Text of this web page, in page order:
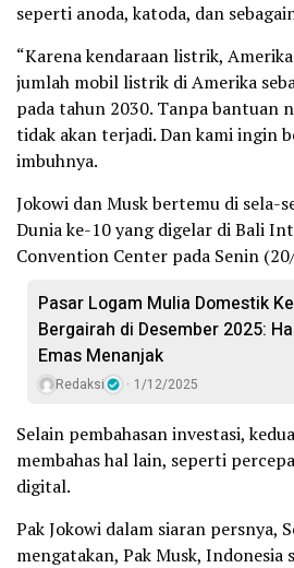
seperti anoda, katoda, dan
“Karena kendaraan listrik,
jumlah mobil listrik di Amerika
pada tahun 2030. Tanpa bantuan
tidak akan terjadi. Dan kami ingin
imbuhnya.
Jokowi dan Musk bertemu di sela-
Dunia ke-10 yang digelar di Bali
Convention Center pada Senin
Pasar Logam Mulia Domestik
Bergairah di Desember 2025:
Emas Menanjak
Redaksi 1/12/2025
Selain pembahasan investasi,
membahas hal lain, seperti
digital.
Pak Jokowi dalam siaran persnya,
mengatakan, Pak Musk, Indonesia